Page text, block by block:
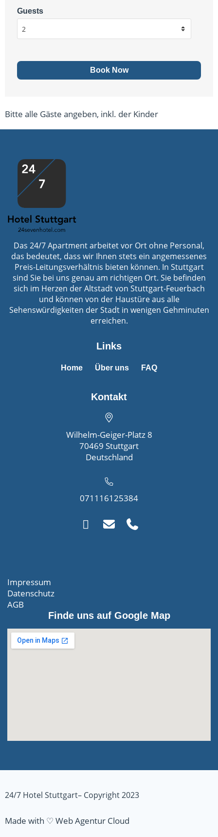
Guests
Bitte alle Gäste angeben, inkl. der Kinder
Das 24/7 Apartment arbeitet vor Ort ohne Personal,
das bedeutet, dass wir Ihnen stets ein angemessenes
Preis-Leitungsverhältnis bieten können. In Stuttgart
sind Sie bei uns genau am richtigen Ort. Sie befinden
sich im Herzen der Altstadt von Stuttgart-Feuerbach
und können von der Haustüre aus alle
Sehenswürdigkeiten der Stadt in wenigen Gehminuten
erreichen.
Links
Home Über uns FAQ
Kontakt
Wilhelm-Geiger-Platz 8
70469 Stuttgart
Deutschland
071116125384
Impressum
Datenschutz
AGB
Finde uns auf Google Map
24/7 Hotel Stuttgart– Copyright 2023
Made with ♡ Web Agentur Cloud